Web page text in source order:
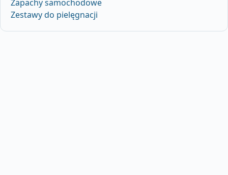
Zapachy samochodowe
Zestawy do pielęgnacji